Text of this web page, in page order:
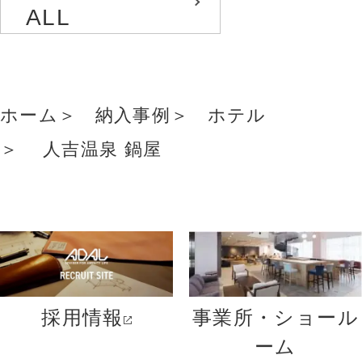
ALL
ホーム 納入事例
ホテル
人吉温泉 鍋屋
採用情報
事業所・ショール
ーム